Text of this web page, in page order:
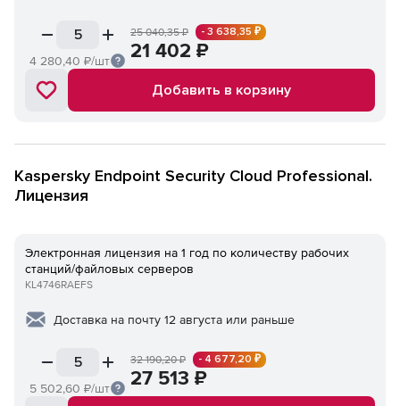
4 280,40 ₽/шт
25 040,35₽ - 3 638,35 ₽
21 402 ₽
Добавить в корзину
Kaspersky Endpoint Security Cloud Professional.
Лицензия
Электронная лицензия на 1 год по количеству рабочих
станций/файловых серверов
KL4746RAEFS
Доставка на почту 12 августа или раньше
5 502,60 ₽/шт
32 190,20₽ - 4 677,20 ₽
27 513 ₽